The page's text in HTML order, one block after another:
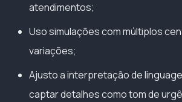
atendimentos;
Uso simulações com múltiplos
variações;
Ajusto a interpretação de
captar detalhes como tom de